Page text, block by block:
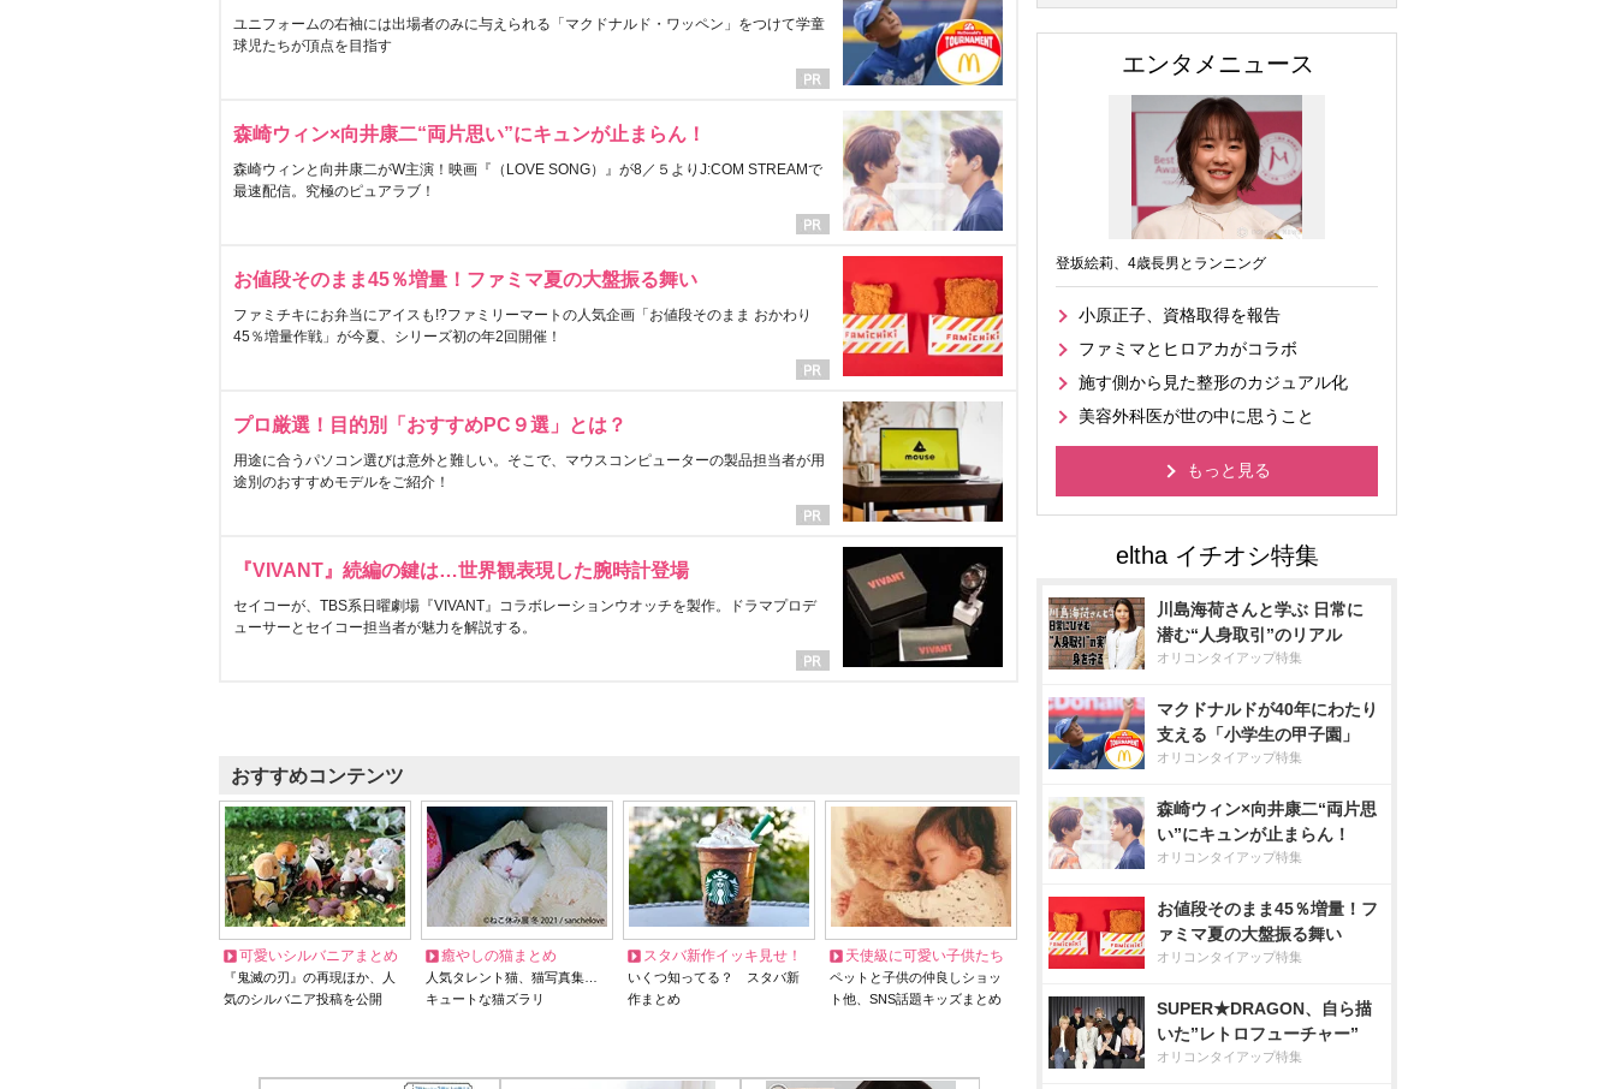
ユニフォームの右袖には出場者のみに与えられる「マクドナルド・ワッペン」をつけて学童
球児たちが頂点を目指す
森崎ウィン×向井康二“両片思い”にキュンが止まらん！
森崎ウィンと向井康二がW主演！映画『（LOVE SONG）』が8／５よりJ:COM STREAMで
最速配信。究極のピュアラブ！
お値段そのまま45％増量！ファミマ夏の大盤振る舞い
ファミチキにお弁当にアイスも!?ファミリーマートの人気企画「お値段そのまま おかわり
45％増量作戦」が今夏、シリーズ初の年2回開催！
プロ厳選！目的別「おすすめPC９選」とは？
用途に合うパソコン選びは意外と難しい。そこで、マウスコンピューターの製品担当者が用
途別のおすすめモデルをご紹介！
『VIVANT』続編の鍵は…世界観表現した腕時計登場
セイコーが、TBS系日曜劇場『VIVANT』コラボレーションウオッチを製作。ドラマプロデ
ューサーとセイコー担当者が魅力を解説する。
おすすめコンテンツ
可愛いシルバニアまとめ
『鬼滅の刃』の再現ほか、人
気のシルバニア投稿を公開
癒やしの猫まとめ
人気タレント猫、猫写真集…
キュートな猫ズラリ
スタバ新作イッキ見せ！
いくつ知ってる？ スタバ新
作まとめ
天使級に可愛い子供たち
ペットと子供の仲良しショッ
ト他、SNS話題キッズまとめ
エンタメニュース
登坂絵莉、4歳長男とランニング
小原正子、資格取得を報告
ファミマとヒロアカがコラボ
施す側から見た整形のカジュアル化
美容外科医が世の中に思うこと
もっと見る
川島海荷さんと学ぶ 日常に
潜む“人身取引”のリアル
オリコンタイアップ特集
マクドナルドが40年にわたり
支える「小学生の甲子園」
オリコンタイアップ特集
森崎ウィン×向井康二“両片思
い”にキュンが止まらん！
オリコンタイアップ特集
お値段そのまま45％増量！フ
ァミマ夏の大盤振る舞い
オリコンタイアップ特集
SUPER★DRAGON、自ら描
いた”レトロフューチャー”
オリコンタイアップ特集